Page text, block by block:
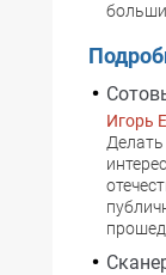
Игорь
Делать